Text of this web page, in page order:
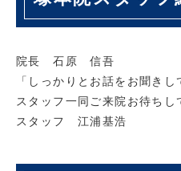
院長 石原 信吾
「しっかりとお話をお聞き
スタッフ一同ご来院お待ちし
スタッフ 江浦基浩